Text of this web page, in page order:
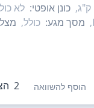
כונן אופטי: לא
מסך מגע: כולל,
הוסף להשוואה 2